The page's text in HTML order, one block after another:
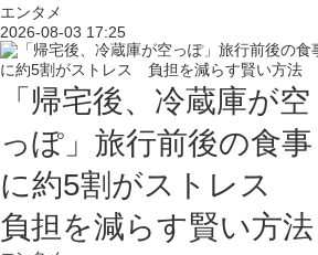
エンタメ
2026-08-03 17:25
「帰宅後、冷蔵庫が空
っぽ」旅行前後の食事
に約5割がストレス
負担を減らす賢い方法